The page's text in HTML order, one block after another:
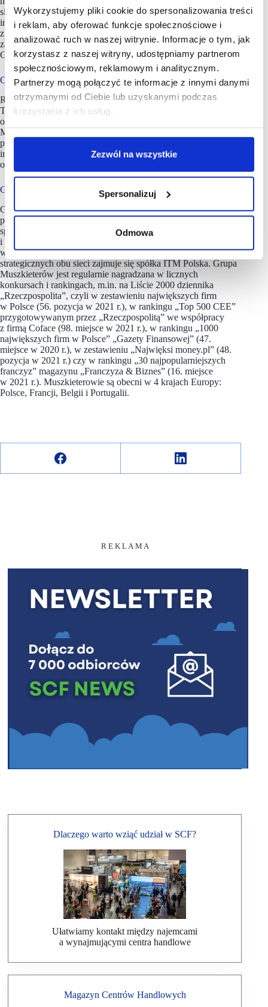
Wykorzystujemy pliki cookie do spersonalizowania treści
i reklam, aby oferować funkcje społecznościowe i
analizować ruch w naszej witrynie. Informacje o tym, jak
korzystasz z naszej witryny, udostępniamy partnerom
społecznościowym, reklamowym i analitycznym.
Partnerzy mogą połączyć te informacje z innymi danymi
otrzymanymi od Ciebie lub uzyskanymi podczas
korzystania z ich usług.
Zezwól na wszystkie
Spersonalizuj
Odmowa
się trendami rynkowymi. Co więcej, planujemy dalsze
inwestycje w kanale online, m.in. w naszą aplikację mobilną,
z poziomu której już za kilka miesięcy klienci będą mogli robić
zakupy – mówi dr Katarzyna Jańczak-Stefanide, Dyrektor
Generalna Bricomarché w Polsce.
O badaniu
Raport z wynikami badania Jak kupuje polski konsument?
Trendy e-commerce w zakupach z kategorii spożywczej
oraz „dom i ogród” został przygotowany na zlecenie Grupy
Muszkieterów przez Havas Media. Badanie zostało
przeprowadzone w lipcu 2022 roku na ogólnopolskim
internetowym panelu badawczym na reprezentatywnej próbie
osób powyżej 25 roku życia (CAWI, N=1049).
Grupa Muszkieterów w Polsce
Grupa Muszkieterów jest zrzeszeniem blisko 500 niezależnych
polskich przedsiębiorców zarządzających supermarketami
spożywczymi Intermarché oraz supermarketami typu „dom
i ogród” Bricomarché. W 2021 r. obroty Grupy Muszkieterów
wyniosły blisko 8,9 mld złotych. Wyznaczaniem kierunków
strategicznych obu sieci zajmuje się spółka ITM Polska. Grupa
Muszkieterów jest regularnie nagradzana w licznych
konkursach i rankingach, m.in. na Liście 2000 dziennika
„Rzeczpospolita”, czyli w zestawieniu największych firm
w Polsce (56. pozycja w 2021 r.), w rankingu „Top 500 CEE”
przygotowywanym przez „Rzeczpospolitą” we współpracy
z firmą Coface (98. miejsce w 2021 r.), w rankingu „1000
największych firm w Polsce” „Gazety Finansowej” (47.
miejsce w 2020 r.), w zestawieniu „Najwięksi money.pl” (48.
pozycja w 2021 r.) czy w rankingu „30 najpopularniejszych
franczyz” magazynu „Franczyza & Biznes” (16. miejsce
w 2021 r.). Muszkieterowie są obecni w 4 krajach Europy:
Polsce, Francji, Belgii i Portugalii.
R E K L A M A
Dlaczego warto wziąć udział w SCF?
Ułatwiamy kontakt między najemcami
a wynajmującymi centra handlowe
Magazyn Centrów Handlowych